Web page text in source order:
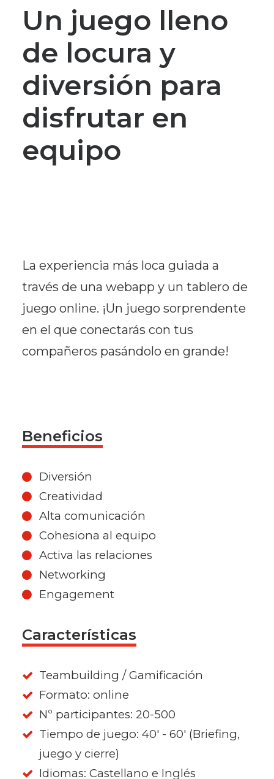
Un juego lleno
de locura y
diversión para
disfrutar en
equipo
La experiencia más loca guiada a
través de una webapp y un tablero de
juego online. ¡Un juego sorprendente
en el que conectarás con tus
compañeros pasándolo en grande!
Beneficios
Diversión
Creatividad
Alta comunicación
Cohesiona al equipo
Activa las relaciones
Networking
Engagement
Características
Teambuilding / Gamificación
Formato: online
Nº participantes: 20-500
Tiempo de juego: 40' - 60' (Briefing,
juego y cierre)
Idiomas: Castellano e Inglés